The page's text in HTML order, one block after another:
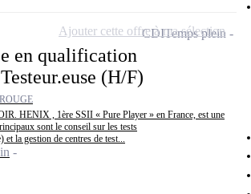
en qualification
(H/F)
HENIX , 1ère SSII « Pure Player » en France, est une
sont le conseil sur les tests
la gestion de centres de test...
CDITemps plein
Ajouter cette offre à ma sélection